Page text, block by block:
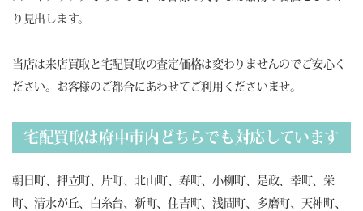
り見出します。
当店は来店買取と宅配買取の査定価格は変わりませんのでご安心く
ださい。お客様のご都合にあわせてご利用くださいませ。
宅配買取は府中市内どちらでも対応しています
朝日町、押立町、片町、北山町、寿町、小柳町、是政、幸町、栄
町、清水が丘、白糸台、新町、住吉町、浅間町、多磨町、天神町、